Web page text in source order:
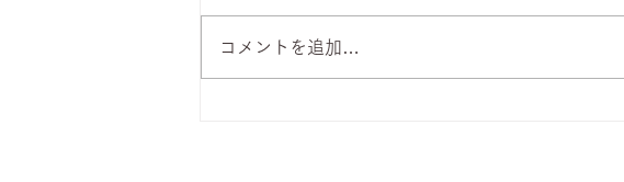
コメントを追加…